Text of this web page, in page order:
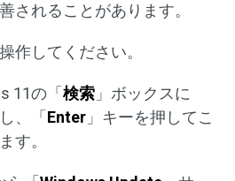
されることがあります。
作してください。
11の「 検索 」ボックスに
、「 Enter 」キーを押してこ
す。